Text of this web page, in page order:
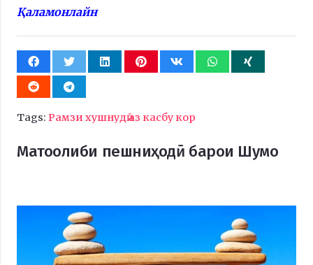
Қаламонлайн
Tags: Рамзи хушнудӣ аз касбу кор
Матоолиби пешниҳодӣ барои Шумо